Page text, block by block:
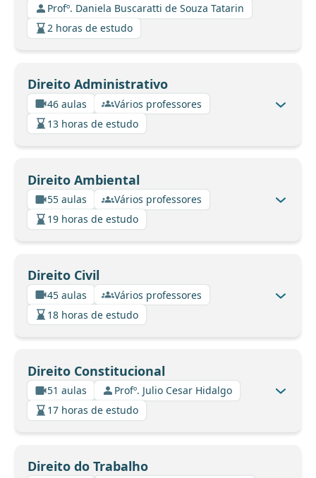
Profº. Daniela Buscaratti de Souza Tatarin
2 horas de estudo
Direito Administrativo
46 aulas
Vários professores
13 horas de estudo
Direito Ambiental
55 aulas
Vários professores
19 horas de estudo
Direito Civil
45 aulas
Vários professores
18 horas de estudo
Direito Constitucional
51 aulas
Profº. Julio Cesar Hidalgo
17 horas de estudo
Direito do Trabalho